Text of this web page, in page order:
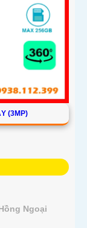
(3MP)
Ngoại